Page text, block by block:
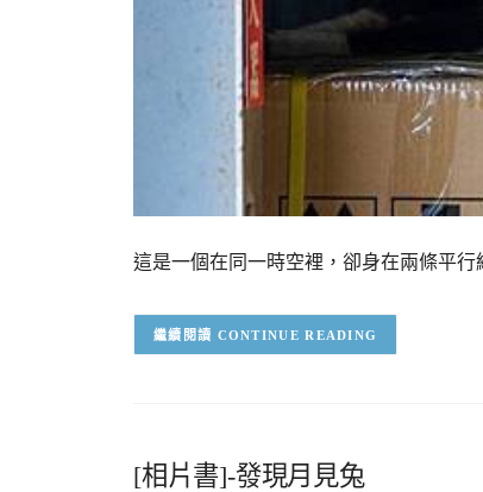
這是一個在同一時空裡，卻身在兩條平
CONTINUE READING
[相片書]-發現月見兔